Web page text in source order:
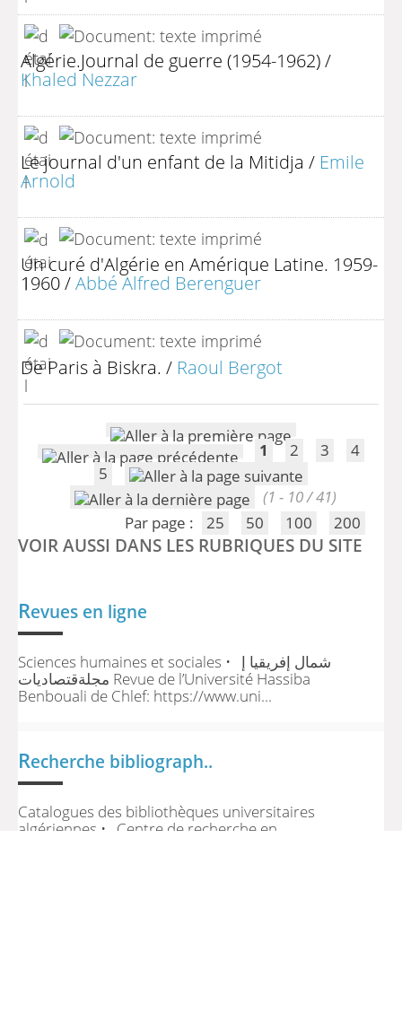
Algérie.Journal de guerre (1954-1962)/
Khaled Nezzar
Le journal d'un enfant de la Mitidja / Emile
Arnold
Un curé d'Algérie en Amérique Latine. 1959-
1960/Abbé Alfred Berenguer
De Paris à Biskra. / Raoul Bergot
1 2 3
4
5
(1 - 10 / 41)
Par page :
25 50 100 200
VOIR AUSSI DANS LES RUBRIQUES DU SITE
Revues en ligne
Sciences humaines et sociales • شمال إفريقيا إ
مجلةقتصاديات Revue de l’Université Hassiba
Benbouali de Chlef: https://www.uni...
Recherche bibliograph..
Catalogues des bibliothèques universitaires
algériennes • Centre de recherche en